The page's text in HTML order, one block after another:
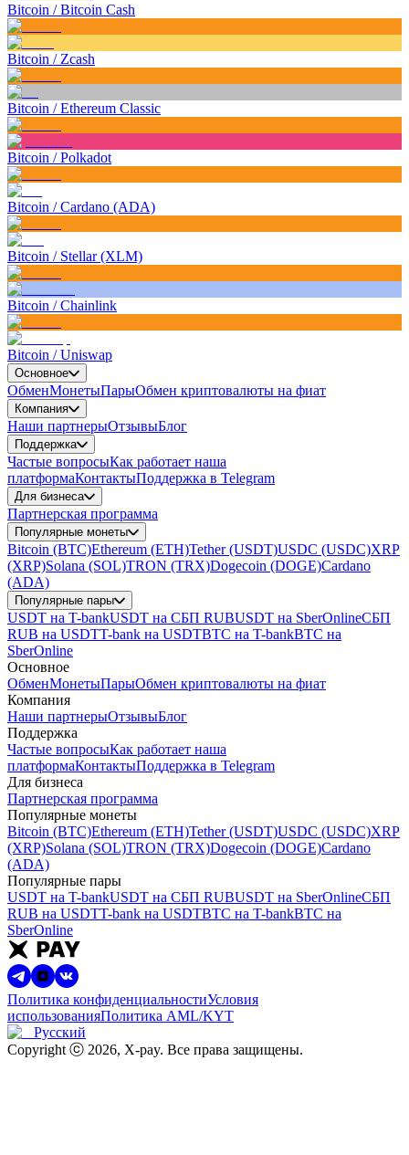
Bitcoin /Bitcoin Cash
Bitcoin / Zcash
Bitcoin /Ethereum Classic
Bitcoin /Polkadot
Bitcoin /Cardano (ADA)
Bitcoin / Stellar (XLM)
Bitcoin /Chainlink
Bitcoin /Uniswap
Основное
ОбменМонетыПарыОбмен криптовалюты на фиат
Компания
Наши партнерыОтзывыБлог
Поддержка
Частые вопросыКак работает наша
платформаКонтактыПоддержка в Telegram
Для бизнеса
Партнерская программа
Популярные монеты
Bitcoin (BTC)Ethereum (ETH)Tether (USDT)USDC (USDC)XRP
(XRP)Solana (SOL)TRON (TRX)Dogecoin (DOGE)Cardano
(ADA)
Популярные пары
USDT на T-bankUSDT на СБП RUBUSDT на SberOnlineСБП
RUB на USDTT-bank на USDTBTC на T-bankBTC на
SberOnline
Основное
ОбменМонетыПарыОбмен криптовалюты на фиат
Компания
Наши партнерыОтзывыБлог
Поддержка
Частые вопросыКак работает наша
платформаКонтактыПоддержка в Telegram
Для бизнеса
Партнерская программа
Популярные монеты
Bitcoin (BTC)Ethereum (ETH)Tether (USDT)USDC (USDC)XRP
(XRP)Solana (SOL)TRON (TRX)Dogecoin (DOGE)Cardano
(ADA)
Популярные пары
USDT на T-bankUSDT на СБП RUBUSDT на SberOnlineСБП
RUB на USDTT-bank на USDTBTC на T-bankBTC на
SberOnline
Политика конфиденциальностиУсловия
использованияПолитика AML/KYT
Русский
Copyright ⓒ 2026, X-pay. Все права защищены.